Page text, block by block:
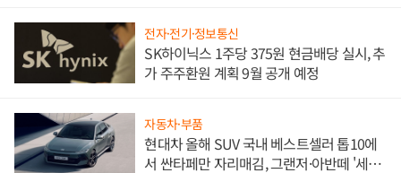
전자·전기·정보통신
SK하이닉스 1주당 375원 현금배당 실시, 추
가 주주환원 계획 9월 공개 예정
자동차·부품
현대차 올해 SUV 국내 베스트셀러 톱10에
서 싼타페만 자리매김, 그랜저·아반떼 '세단